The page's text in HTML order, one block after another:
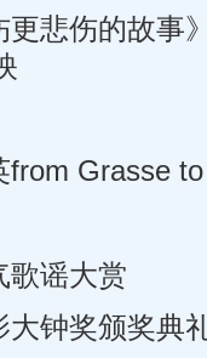
悲伤的故事
Grasse to
谣大赏
钟奖颁奖典